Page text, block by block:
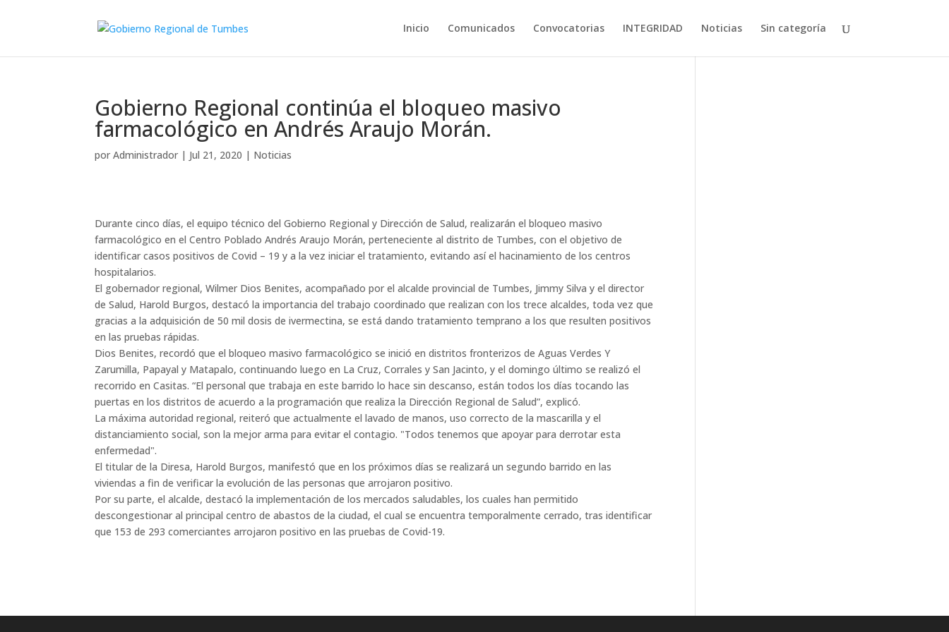
Inicio Comunicados Convocatorias INTEGRIDAD Noticias Sin categoría
Gobierno Regional continúa el bloqueo masivo
farmacológico en Andrés Araujo Morán.
porAdministrador | Jul 21, 2020 | Noticias
Durante cinco días, el equipo técnico del Gobierno Regional y Dirección de Salud, realizarán el bloqueo masivo
farmacológico en el Centro Poblado Andrés Araujo Morán, perteneciente al distrito de Tumbes, con el objetivo de
identificar casos positivos de Covid – 19 y a la vez iniciar el tratamiento, evitando así el hacinamiento de los centros
hospitalarios.
El gobernador regional, Wilmer Dios Benites, acompañado por el alcalde provincial de Tumbes, Jimmy Silva y el director
de Salud, Harold Burgos, destacó la importancia del trabajo coordinado que realizan con los trece alcaldes, toda vez que
gracias a la adquisición de 50 mil dosis de ivermectina, se está dando tratamiento temprano a los que resulten positivos
en las pruebas rápidas.
Dios Benites, recordó que el bloqueo masivo farmacológico se inició en distritos fronterizos de Aguas Verdes Y
Zarumilla, Papayal y Matapalo, continuando luego en La Cruz, Corrales y San Jacinto, y el domingo último se realizó el
recorrido en Casitas. “El personal que trabaja en este barrido lo hace sin descanso, están todos los días tocando las
puertas en los distritos de acuerdo a la programación que realiza la Dirección Regional de Salud”, explicó.
La máxima autoridad regional, reiteró que actualmente el lavado de manos, uso correcto de la mascarilla y el
distanciamiento social, son la mejor arma para evitar el contagio. "Todos tenemos que apoyar para derrotar esta
enfermedad".
El titular de la Diresa, Harold Burgos, manifestó que en los próximos días se realizará un segundo barrido en las
viviendas a fin de verificar la evolución de las personas que arrojaron positivo.
Por su parte, el alcalde, destacó la implementación de los mercados saludables, los cuales han permitido
descongestionar al principal centro de abastos de la ciudad, el cual se encuentra temporalmente cerrado, tras identificar
que 153 de 293 comerciantes arrojaron positivo en las pruebas de Covid-19.